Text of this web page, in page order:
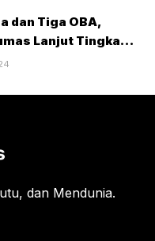
dan Tiga OBA,
Lanjut Tingkat
dan Mendunia.